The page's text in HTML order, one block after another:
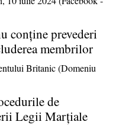
conţine prevederi
membrilor
de
Legii Marţiale